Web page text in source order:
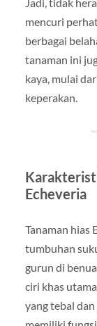
Jadi, tidak
mencuri
berbagai
tanaman ini
kaya, mulai
keperakan.
Echeveria
Tanaman hias
tumbuhan
gurun di
ciri khas
yang tebal